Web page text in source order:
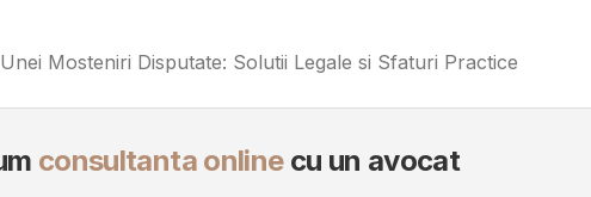
Mosteniri Disputate: Solutii Legale si Sfaturi Practice
consultanta onlinecu un avocat